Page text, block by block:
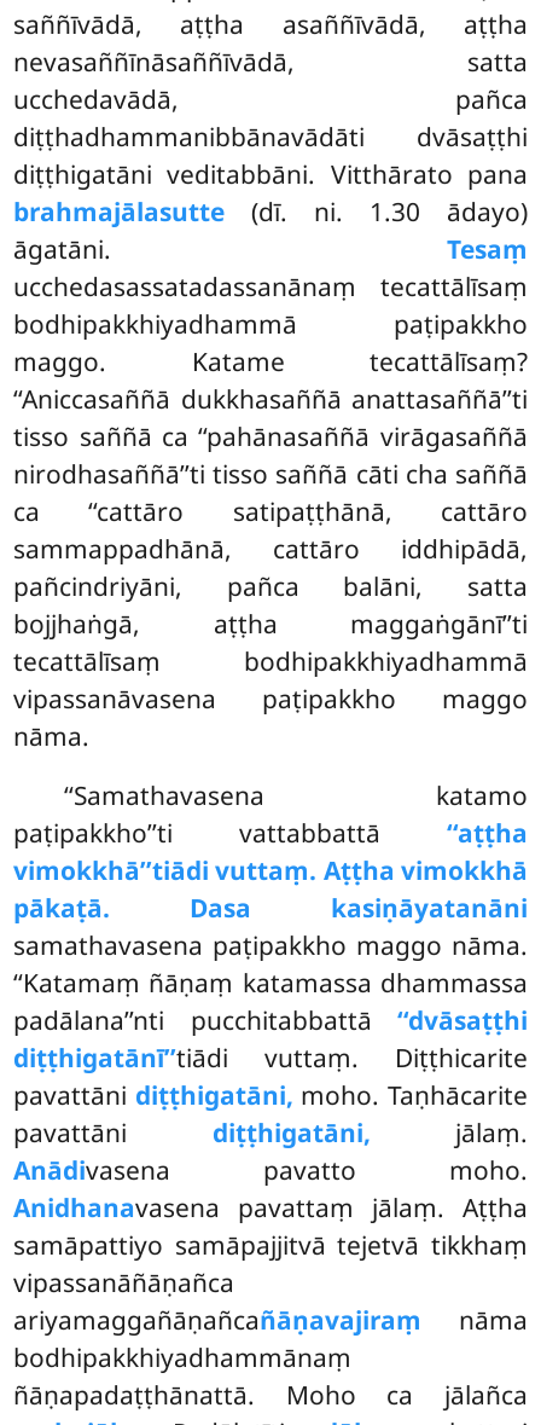
saññīvādā, aṭṭha asaññīvādā, aṭṭha
nevasaññīnāsaññīvādā, satta
ucchedavādā, pañca
diṭṭhadhammanibbānavādāti dvāsaṭṭhi
diṭṭhigatāni veditabbāni. Vitthārato pana
brahmajālasutte (dī. ni. 1.30 ādayo)
āgatāni. Tesaṃ
ucchedasassatadassanānaṃ tecattālīsaṃ
bodhipakkhiyadhammā paṭipakkho
maggo. Katame tecattālīsaṃ?
‘‘Aniccasaññā dukkhasaññā anattasaññā’’ti
tisso saññā ca ‘‘pahānasaññā virāgasaññā
nirodhasaññā’’ti tisso saññā cāti cha saññā
ca ‘‘cattāro satipaṭṭhānā, cattāro
sammappadhānā, cattāro iddhipādā,
pañcindriyāni, pañca balāni, satta
bojjhaṅgā, aṭṭha maggaṅgānī’’ti
tecattālīsaṃ bodhipakkhiyadhammā
vipassanāvasena paṭipakkho maggo
nāma.
‘‘Samathavasena katamo
paṭipakkho’’ti vattabbattā ‘‘aṭṭha
vimokkhā’’tiādi vuttaṃ. Aṭṭha vimokkhā
pākaṭā. Dasa kasiṇāyatanāni
samathavasena paṭipakkho maggo nāma.
‘‘Katamaṃ ñāṇaṃ katamassa dhammassa
padālana’’nti pucchitabbattā ‘‘dvāsaṭṭhi
diṭṭhigatānī’’tiādi vuttaṃ. Diṭṭhicarite
pavattāni diṭṭhigatāni, moho. Taṇhācarite
pavattāni diṭṭhigatāni, jālaṃ.
Anādivasena pavatto moho.
Anidhanavasena pavattaṃ jālaṃ. Aṭṭha
samāpattiyo samāpajjitvā tejetvā tikkhaṃ
vipassanāñāṇañca
ariyamaggañāṇañcañāṇavajiraṃ nāma
bodhipakkhiyadhammānaṃ
ñāṇapadaṭṭhānattā. Moho ca jālañca